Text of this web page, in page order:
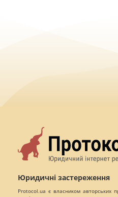
Юридичні застереження
Protocol.ua є власником авторських